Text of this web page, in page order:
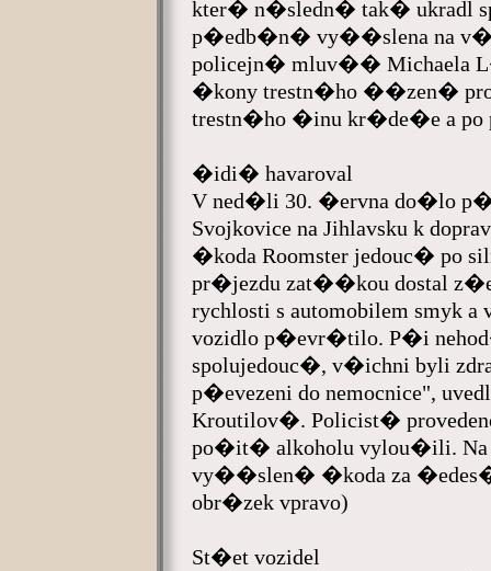
kter� n�sledn� tak� ukradl
p�edb�n� vy��slena na
policejn� mluv�� Michaela
�kony trestn�ho ��zen�
trestn�ho �inu kr�de�e a po
�idi� havaroval
V ned�li 30. �ervna do�lo
Svojkovice na Jihlavsku k
�koda Roomster jedouc� po
pr�jezdu zat��kou dostal
rychlosti s automobilem smyk a
vozidlo p�evr�tilo. P�i
spolujedouc�, v�ichni byli
p�evezeni do nemocnice",
Kroutilov�. Policist�
po�it� alkoholu vylou�ili.
vy��slen� �koda za
obr�zek vpravo)
St�et vozidel